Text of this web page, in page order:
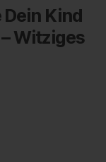
Kind
Witziges